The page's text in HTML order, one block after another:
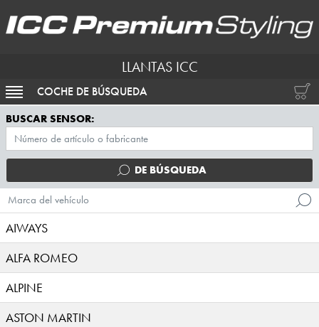
LLANTAS ICC
ACTIVAR NAVEGACIÓN
COCHE DE BÚSQUEDA
BUSCAR SENSOR:
DE BÚSQUEDA
Marca del vehículo
AIWAYS
ALFA ROMEO
ALPINE
ASTON MARTIN